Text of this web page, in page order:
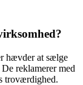
hævder at sælge
reklamerer med
troværdighed.